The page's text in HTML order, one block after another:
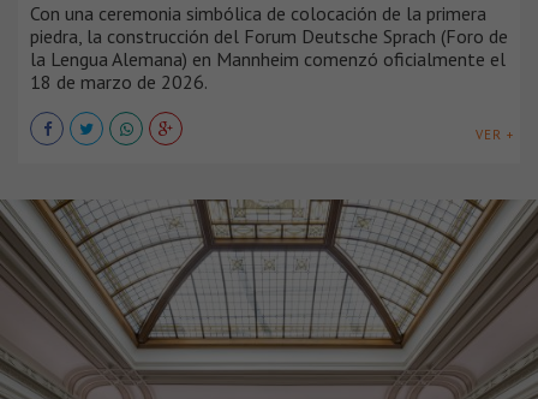
Con una ceremonia simbólica de colocación de la primera
piedra, la construcción del Forum Deutsche Sprach (Foro de
la Lengua Alemana) en Mannheim comenzó oficialmente el
18 de marzo de 2026.
VER +